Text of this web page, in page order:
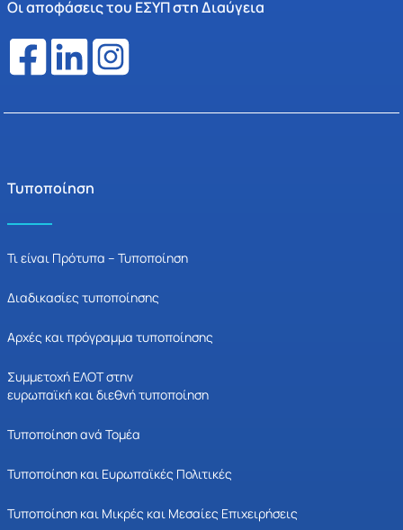
Οι αποφάσεις του ΕΣΥΠ στη Διαύγεια
Τυποποίηση
Τι είναι Πρότυπα – Τυποποίηση
Διαδικασίες τυποποίησης
Αρχές και πρόγραμμα τυποποίησης
Συμμετοχή ΕΛΟΤ στην
ευρωπαϊκή και διεθνή τυποποίηση
Τυποποίηση ανά Τομέα
Τυποποίηση και Ευρωπαϊκές Πολιτικές
Τυποποίηση και Μικρές και Μεσαίες Επιχειρήσεις